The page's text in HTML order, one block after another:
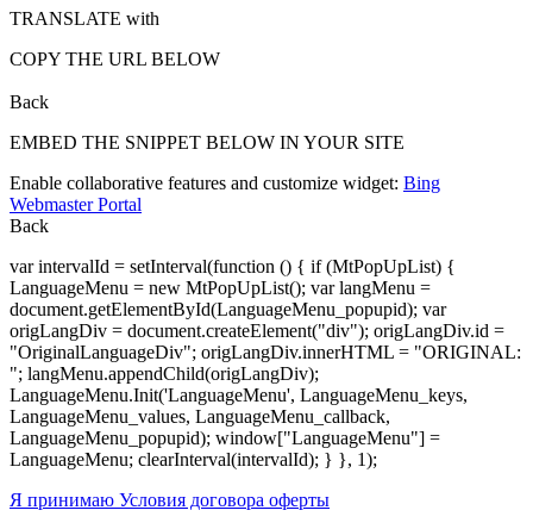
TRANSLATE with
COPY THE URL BELOW
Back
EMBED THE SNIPPET BELOW IN YOUR SITE
Enable collaborative features and customize widget: Bing
Webmaster Portal
Back
var intervalId = setInterval(function () { if (MtPopUpList) {
LanguageMenu = new MtPopUpList(); var langMenu =
document.getElementById(LanguageMenu_popupid); var
origLangDiv = document.createElement("div"); origLangDiv.id =
"OriginalLanguageDiv"; origLangDiv.innerHTML = "ORIGINAL:
"; langMenu.appendChild(origLangDiv);
LanguageMenu.Init('LanguageMenu', LanguageMenu_keys,
LanguageMenu_values, LanguageMenu_callback,
LanguageMenu_popupid); window["LanguageMenu"] =
LanguageMenu; clearInterval(intervalId); } }, 1);
Я принимаю Условия договора оферты